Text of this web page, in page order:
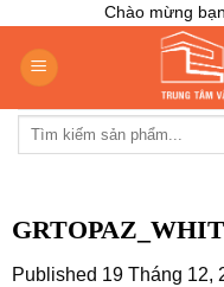
content
Chào mừng
Tìm
Published 19 Tháng 12,